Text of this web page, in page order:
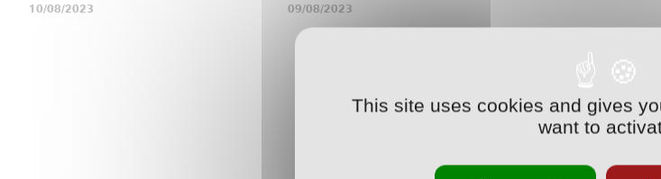
10/08/2023 09/08/2023
This site uses cookies and gives
want to